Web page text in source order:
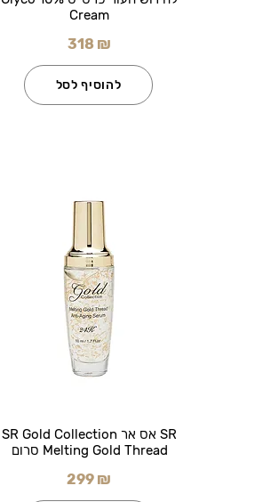
Cream
318 ₪
להוסיף לסל
SR אס אר SR Gold Collection
Melting Gold Thread סרום
299 ₪